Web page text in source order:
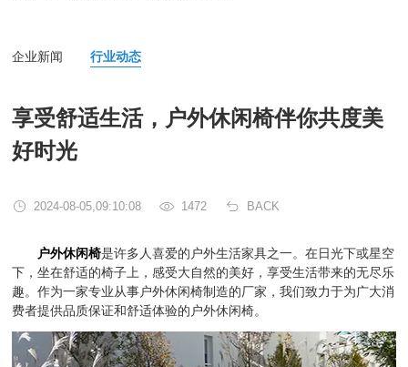
企业新闻 行业动态
享受舒适生活，户外休闲椅伴你共度美
好时光
2024-08-05,09:10:08 1472 BACK
户外休闲椅是许多人喜爱的户外生活家具之一。在日光下或星空
下，坐在舒适的椅子上，感受大自然的美好，享受生活带来的无尽乐
趣。作为一家专业从事户外休闲椅制造的厂家，我们致力于为广大消
费者提供品质保证和舒适体验的户外休闲椅。